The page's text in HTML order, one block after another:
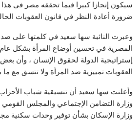
سيكون إنجازا كبيرا فيما تحققه مصر في
ضرورة أعادة النظر في قانون العقوبات
وعبرت النائبة سها سعيد في كلمتها على
المصرية في تحسين أوضاع المرأة بشكل
إستراتيجية الدولة لحقوق الإنسان ، وأن
العقوبات تمييزية ضد المرأة ولا تتسق مع ما منحه
وأعلنت سها سعيد أن تنسيقية شباب
وزارة التضامن الإجتماعي والمجلس القومي
وزارة الإسكان بشأن توفير وحدات سكنية